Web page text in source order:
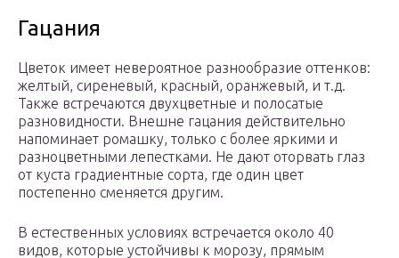
Гацания
Цветок имеет невероятное разнообразие оттенков:
желтый, сиреневый, красный, оранжевый, и т.д.
Также встречаются двухцветные и полосатые
разновидности. Внешне гацания действительно
напоминает ромашку, только с более яркими и
разноцветными лепестками. Не дают оторвать глаз
от куста градиентные сорта, где один цвет
постепенно сменяется другим.
В естественных условиях встречается около 40
видов, которые устойчивы к морозу, прямым